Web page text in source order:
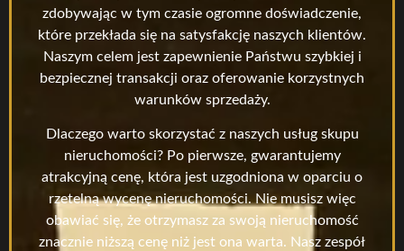
zdobywając w tym czasie ogromne doświadczenie,
które przekłada się na satysfakcję naszych klientów.
Naszym celem jest zapewnienie Państwu szybkiej i
bezpiecznej transakcji oraz oferowanie korzystnych
warunków sprzedaży.
Dlaczego warto skorzystać z naszych usług skupu
nieruchomości? Po pierwsze, gwarantujemy
atrakcyjną cenę, która jest uzgodniona w oparciu o
rzetelną wycenę nieruchomości. Nie musisz więc
obawiać się, że otrzymasz za swoją nieruchomość
znacznie niższą cenę niż jest ona warta. Nasz zespół